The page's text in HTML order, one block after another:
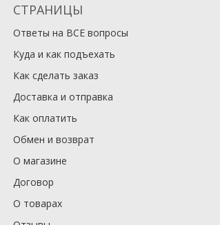
СТРАНИЦЫ
Ответы на ВСЕ вопросы
Куда и как подъехать
Как сделать заказ
Доставка и отправка
Как оплатить
Обмен и возврат
О магазине
Договор
О товарах